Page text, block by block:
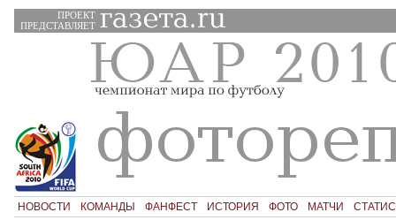
ПРОЕКТ
ПРЕДСТАВЛЯЕТ
НОВОСТИ КОМАНДЫ ФАНФЕСТ ИСТОРИЯ ФОТО МАТЧИ